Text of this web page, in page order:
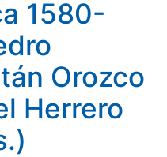
1580-
Orozco
Herrero